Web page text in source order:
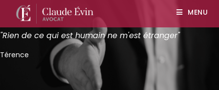
MENU
"Rien de ce qui est humain ne m'est étranger"
Térence